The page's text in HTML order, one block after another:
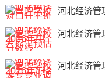
河北经济管
河北经济管
河北经济管